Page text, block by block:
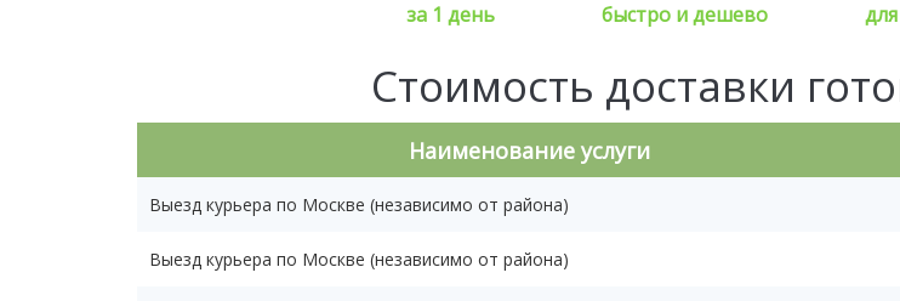
за 1 день
быстро и дешево
Стоимость доставки
Наименование услуги
Выезд курьера по Москве (независимо от района)
Выезд курьера по Москве (независимо от района)